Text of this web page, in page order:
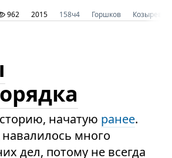
962 2015 158ч4 Горшков Козырев
начатую ранее.
много
дел, потому не всегда